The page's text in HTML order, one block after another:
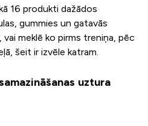
16 produkti dažādos
gummies un gatavās
meklē ko pirms treniņa, pēc
šeit ir izvēle katram.
uztura